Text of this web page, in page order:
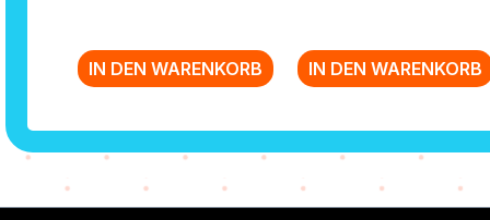
IN DEN WARENKORB IN DEN WARENKORB